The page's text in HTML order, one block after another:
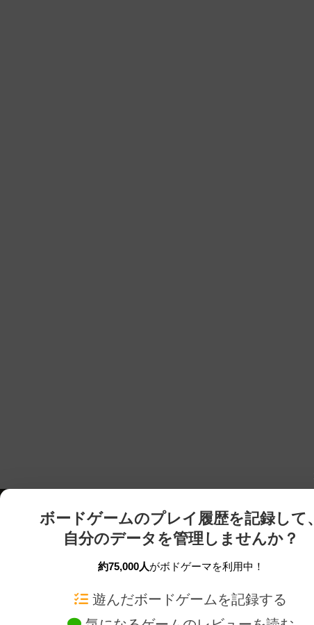
ボードゲームのプレイ履歴を記録して、
自分のデータを管理しませんか？
約75,000人がボドゲーマを利用中！
遊んだボードゲームを記録する